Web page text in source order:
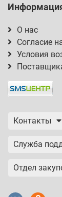
О нас
Согласие
Условия
Контакты
Служба
Отдел